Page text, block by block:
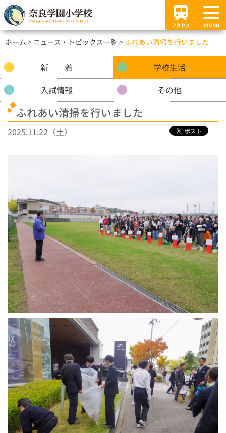
アクセス menu
ホーム ニュース・トピックス一覧 ふれあい清掃を行いました
新 着
学校生活
入試情報
その他
ふれあい清掃を行いました
2025.11.22（土）